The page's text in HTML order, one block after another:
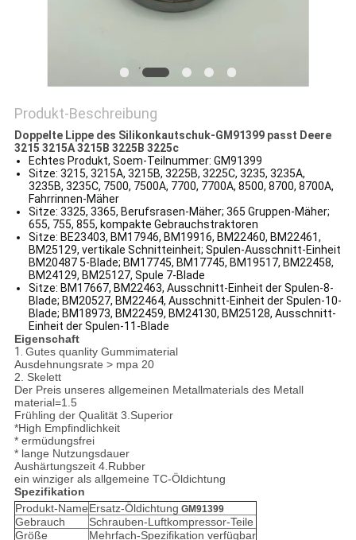
Produkt-Beschreibung
Doppelte Lippe des Silikonkautschuk-GM91399 passt Deere
3215 3215A 3215B 3225B 3225c
Echtes Produkt, Soem-Teilnummer: GM91399
Sitze: 3215, 3215A, 3215B, 3225B, 3225C, 3235, 3235A,
3235B, 3235C, 7500, 7500A, 7700, 7700A, 8500, 8700, 8700A,
Fahrrinnen-Mäher
Sitze: 3325, 3365, Berufsrasen-Mäher; 365 Gruppen-Mäher;
655, 755, 855, kompakte Gebrauchstraktoren
Sitze: BE23403, BM17946, BM19916, BM22460, BM22461,
BM25129, vertikale Schnitteinheit; Spulen-Ausschnitt-Einheit
BM20487 5-Blade; BM17745, BM17745, BM19517, BM22458,
BM24129, BM25127, Spule 7-Blade
Sitze: BM17667, BM22463, Ausschnitt-Einheit der Spulen-8-
Blade; BM20527, BM22464, Ausschnitt-Einheit der Spulen-10-
Blade; BM18973, BM22459, BM24130, BM25128, Ausschnitt-
Einheit der Spulen-11-Blade
Eigenschaft
1. Gutes quanlity Gummimaterial
Ausdehnungsrate > mpa 20
2. Skelett
Der Preis unseres allgemeinen Metallmaterials des Metall
material=1.5
Frühling der Qualität 3.Superior
*High Empfindlichkeit
* ermüdungsfrei
* lange Nutzungsdauer
Aushärtungszeit 4.Rubber
ein winziger als allgemeine TC-Öldichtung
Spezifikation
Produkt-NameErsatz-Öldichtung GM91399
Gebrauch
Schrauben-Luftkompressor-Teile
Größe
Mehrfach-Spezifikation verfügbar